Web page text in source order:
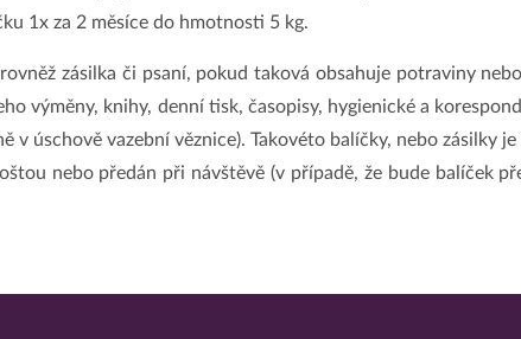
1x za 2 měsíce do hmotnosti 5 kg.
zásilka či psaní, pokud taková obsahuje potraviny
výměny, knihy, denní tisk, časopisy, hygienické a
v úschově vazební věznice). Takovéto balíčky, nebo
nebo předán při návštěvě (v případě, že bude balíček